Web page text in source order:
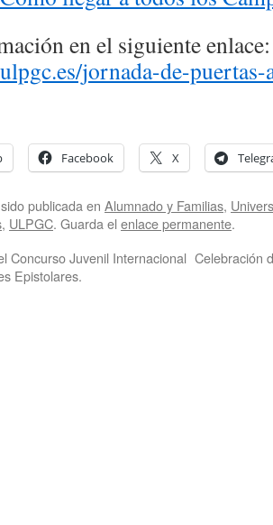
en el siguiente enlace:
jornada-de-puertas-
Facebook X
publicada en Alumnado y Familias,
, ULPGC. Guarda el enlace permanente.
Concurso Juvenil Internacional
Epistolares.
Celebración